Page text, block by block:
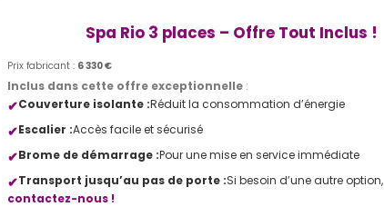
Spa Rio 3 places – Offre Tout Inclus !
Prix fabricant : 6 330 €
Inclus dans cette offre exceptionnelle :
Couverture isolante :Réduit la consommation d’énergie
Escalier :Accès facile et sécurisé
Brome de démarrage :Pour une mise en service immédiate
Transport jusqu’au pas de porte :Si besoin d’une autre option,
contactez-nous !